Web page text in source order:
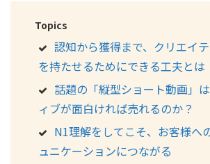
Topics
認知から獲得まで、クリエイ
を持たせるためにできる工夫とは
話題の「縦型ショート動画」
ィブが面白ければ売れるのか？
N1理解をしてこそ、お客様へ
ュニケーションにつながる